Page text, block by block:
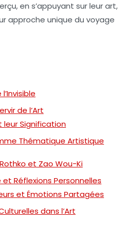
en s’appuyant sur leur art,
approche unique du voyage
de l’Art
leur Signification
Thématique Artistique
et Zao Wou-Ki
Réflexions Personnelles
et Émotions Partagées
dans l’Art